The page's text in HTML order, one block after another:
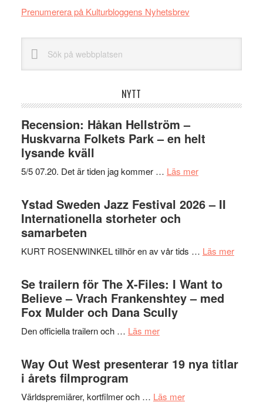
Prenumerera på Kulturbloggens Nyhetsbrev
webbplatsen
NYTT
Recension: Håkan Hellström –
Huskvarna Folkets Park – en helt
lysande kväll
5/5 07.20. Det är tiden jag kommer … Läs merom
Håkan
Hellström
Folkets
–
en
Ystad Sweden Jazz Festival 2026 – II
Internationella storheter och
samarbeten
KURT ROSENWINKEL tillhör en av vår tids … Läs merom
Se trailern för The X-Files: I Want to
Believe – Vrach Frankenshtey – med
Fox Mulder och Dana Scully
Den officiella trailern och … Läs merom
trailern
för
X-
Way Out West presenterar 19 nya titlar
i årets filmprogram
Världspremiärer, kortfilmer och … Läs merom